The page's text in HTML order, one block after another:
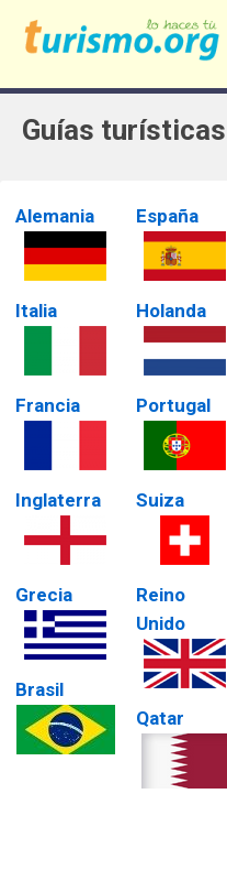
Guías turísticas
Alemania
Italia
Francia
Inglaterra
Grecia
Brasil
España
Holanda
Portugal
Suiza
Reino
Unido
Qatar